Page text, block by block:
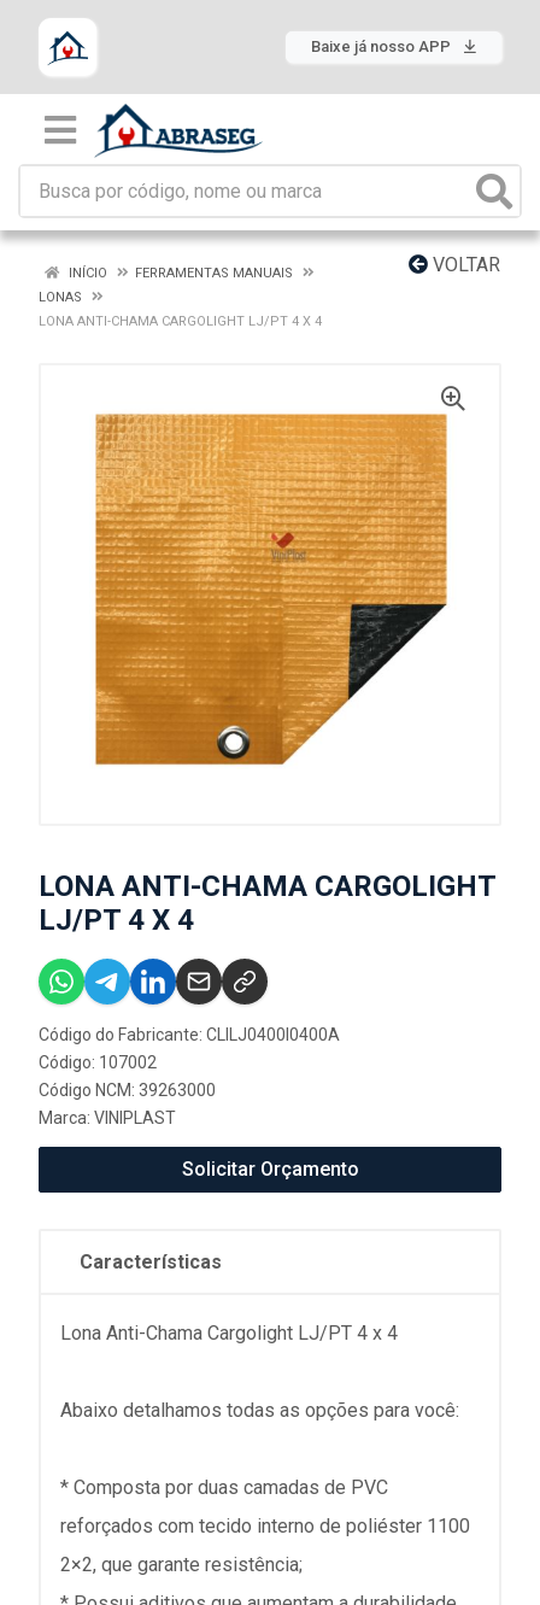
Baixe já nosso APP
VOLTAR
INÍCIO
FERRAMENTAS MANUAIS
LONAS
LONA ANTI-CHAMA CARGOLIGHT LJ/PT 4 X 4
LONA ANTI-CHAMA CARGOLIGHT
LJ/PT 4 X 4
Código do Fabricante: CLILJ0400I0400A
Código: 107002
Código NCM: 39263000
Marca: VINIPLAST
Solicitar Orçamento
Características
Lona Anti-Chama Cargolight LJ/PT 4 x 4
Abaixo detalhamos todas as opções para você:
* Composta por duas camadas de PVC
reforçados com tecido interno de poliéster 1100
2×2, que garante resistência;